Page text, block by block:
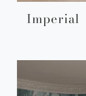
Imperial